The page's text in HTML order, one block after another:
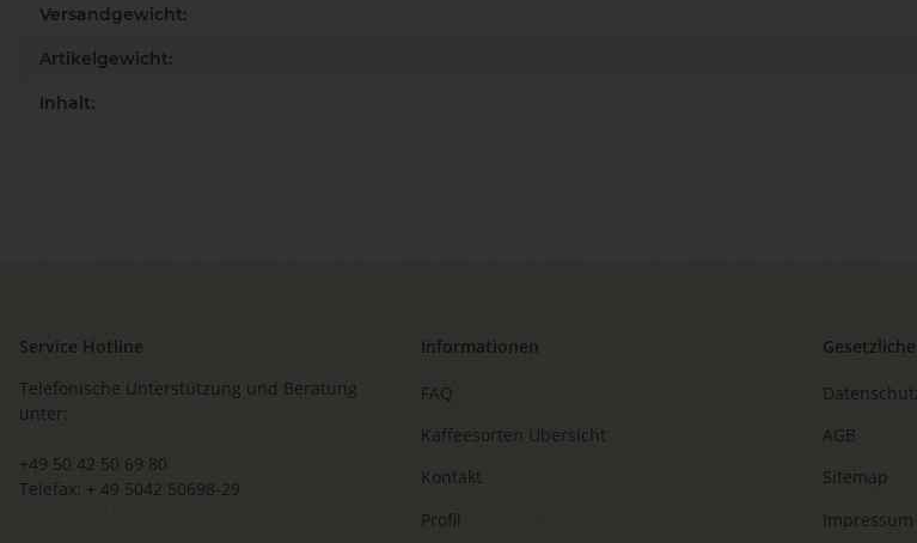
Produkteigenschaft
Wert
Versandgewicht:
Artikelgewicht:
Inhalt:
Service Hotline
Telefonische Unterstützung und Beratung
unter:
+49 50 42 50 69 80
Telefax: + 49 5042 50698-29
Informationen
FAQ
Kaffeesorten Übersicht
Kontakt
Profil
AGB
Sitemap
Impressum